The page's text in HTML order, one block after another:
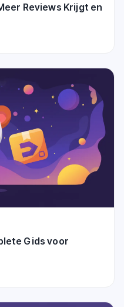
Reviews Krijgt en
Gids voor